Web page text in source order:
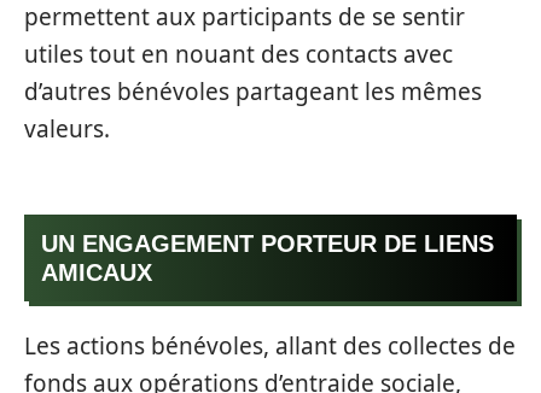
permettent aux participants de se sentir
utiles tout en nouant des contacts avec
d’autres bénévoles partageant les mêmes
valeurs.
UN ENGAGEMENT PORTEUR DE LIENS
AMICAUX
Les actions bénévoles, allant des collectes de
fonds aux opérations d’entraide sociale,